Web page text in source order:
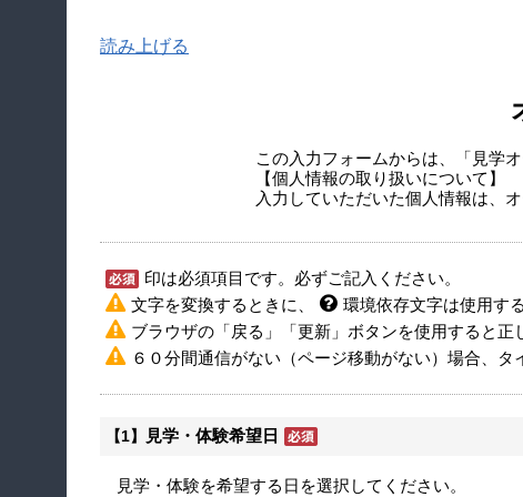
読み上げる
この入力フォームからは、「見学
【個人情報の取り扱いについて】
入力していただいた個人情報は、
印は必須項目です。必ずご記入ください。
文字を変換するときに、
環境依存文字は使用す
ブラウザの「戻る」「更新」ボタンを使用すると正
６０分間通信がない（ページ移動がない）場合、
【1】 見学・体験希望日
見学・体験を希望する日を選択してください。